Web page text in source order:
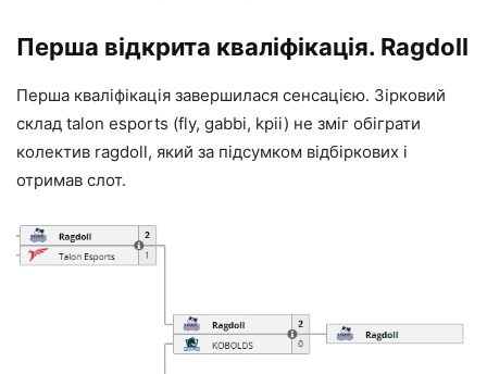
Перша відкрита кваліфікація. Ragdoll
Перша кваліфікація завершилася сенсацією. Зірковий
склад talon esports (fly, gabbi, kpii) не зміг обіграти
колектив ragdoll, який за підсумком відбіркових і
отримав слот.